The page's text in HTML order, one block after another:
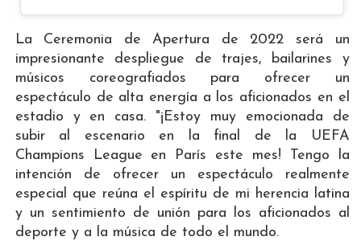
La Ceremonia de Apertura de 2022 será un
impresionante despliegue de trajes, bailarines y
músicos coreografiados para ofrecer un
espectáculo de alta energía a los aficionados en el
estadio y en casa. "¡Estoy muy emocionada de
subir al escenario en la final de la UEFA
Champions League en París este mes! Tengo la
intención de ofrecer un espectáculo realmente
especial que reúna el espíritu de mi herencia latina
y un sentimiento de unión para los aficionados al
deporte y a la música de todo el mundo.